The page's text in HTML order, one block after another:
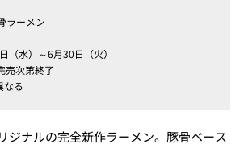
ラーメン
（水）～6月30日（火）
売次第終了
なる
ジナルの完全新作ラーメン。豚骨ベース